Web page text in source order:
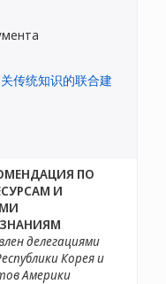
ПО
И
делегациями
Корея и
Америки